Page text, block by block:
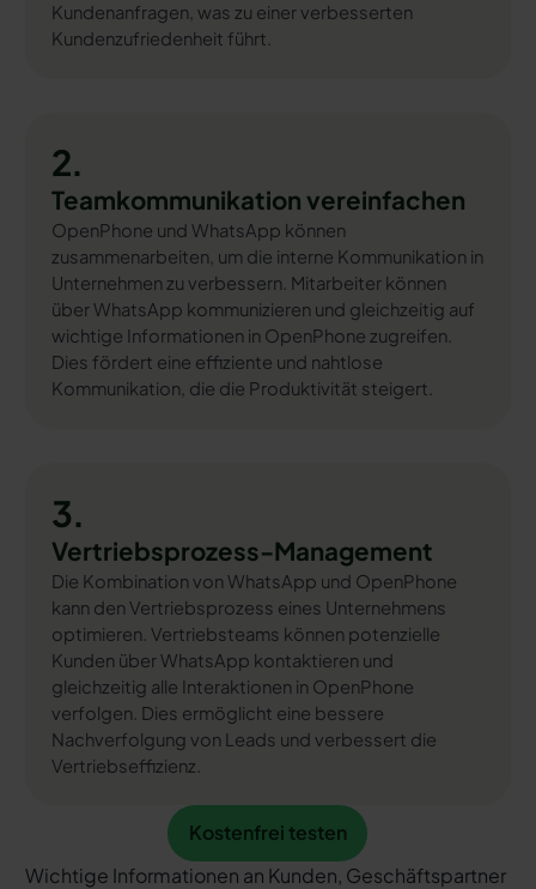
Kundenanfragen, was zu einer verbesserten
Kundenzufriedenheit führt.
2.
Teamkommunikation vereinfachen
OpenPhone und WhatsApp können
zusammenarbeiten, um die interne Kommunikation in
Unternehmen zu verbessern. Mitarbeiter können
über WhatsApp kommunizieren und gleichzeitig auf
wichtige Informationen in OpenPhone zugreifen.
Dies fördert eine effiziente und nahtlose
Kommunikation, die die Produktivität steigert.
3.
Vertriebsprozess-Management
Die Kombination von WhatsApp und OpenPhone
kann den Vertriebsprozess eines Unternehmens
optimieren. Vertriebsteams können potenzielle
Kunden über WhatsApp kontaktieren und
gleichzeitig alle Interaktionen in OpenPhone
verfolgen. Dies ermöglicht eine bessere
Nachverfolgung von Leads und verbessert die
Vertriebseffizienz.
Kostenfrei testen
Kostenfrei testen
Wichtige Informationen an Kunden, Geschäftspartner